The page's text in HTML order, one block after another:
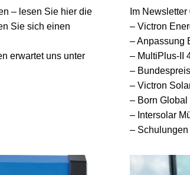
– lesen Sie hier die
Sie sich einen
erwartet uns unter
Im
– Victron
– Anpassung
– MultiPlus-II
–
– Victron
– Born Global
– Intersolar
–